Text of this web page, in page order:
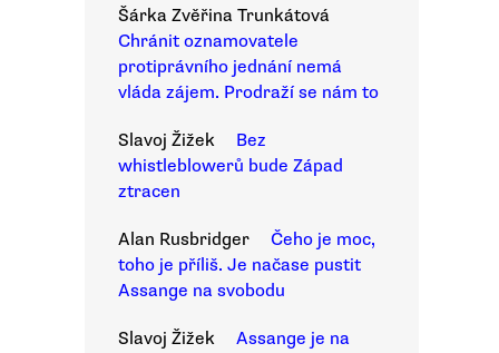
Šárka Zvěřina Trunkátová
Chránit oznamovatele
protiprávního jednání nemá
vláda zájem. Prodraží se nám to
Slavoj Žižek
Bez
whistleblowerů bude Západ
ztracen
Alan Rusbridger
Čeho je moc,
toho je příliš. Je načase pustit
Assange na svobodu
Slavoj Žižek
Assange je na